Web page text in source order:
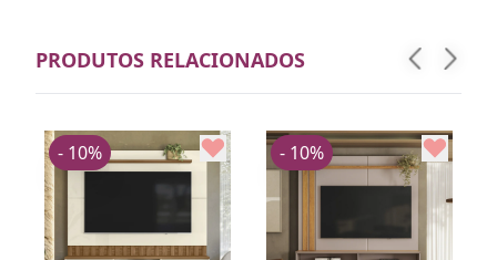
PRODUTOS RELACIONADOS
- 10% - 10%